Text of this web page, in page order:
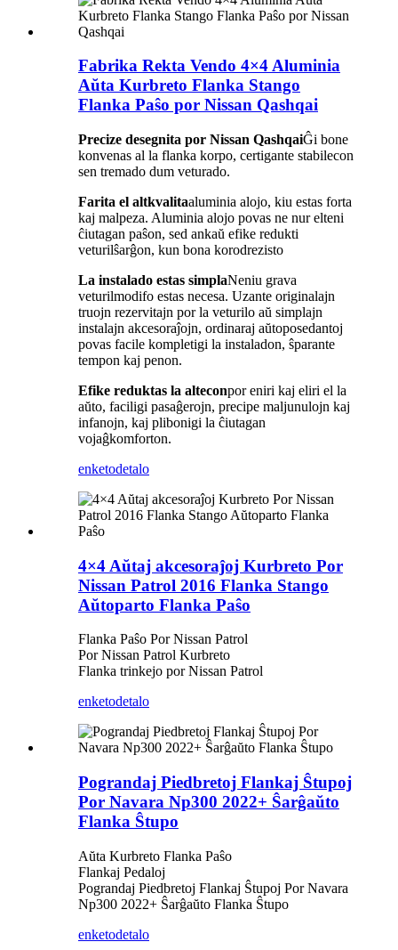
Fabrika Rekta Vendo 4×4 Aluminia
Aŭta Kurbreto Flanka Stango
Flanka Paŝo por Nissan Qashqai
Precize desegnita por Nissan QashqaiĜi bone
konvenas al la flanka korpo, certigante stabilecon
sen tremado dum veturado.
Farita el altkvalitaaluminia alojo, kiu estas forta
kaj malpeza. Aluminia alojo povas ne nur elteni
ĉiutagan paŝon, sed ankaŭ efike redukti
veturilŝarĝon, kun bona korodrezisto
La instalado estas simplaNeniu grava
veturilmodifo estas necesa. Uzante originalajn
truojn rezervitajn por la veturilo aŭ simplajn
instalajn akcesoraĵojn, ordinaraj aŭtoposedantoj
povas facile kompletigi la instaladon, ŝparante
tempon kaj penon.
Efike reduktas la alteconpor eniri kaj eliri el la
aŭto, faciligi pasaĝerojn, precipe maljunulojn kaj
infanojn, kaj plibonigi la ĉiutagan
vojaĝkomforton.
enketodetalo
4×4 Aŭtaj ​​akcesoraĵoj Kurbreto Por
Nissan Patrol 2016 Flanka Stango
Aŭtoparto Flanka Paŝo
Flanka Paŝo Por Nissan Patrol
Por Nissan Patrol Kurbreto
Flanka trinkejo por Nissan Patrol
enketodetalo
Pograndaj Piedbretoj Flankaj Ŝtupoj
Por Navara Np300 2022+ Ŝarĝaŭto
Flanka Ŝtupo
Aŭta Kurbreto Flanka Paŝo
Flankaj Pedaloj
Pograndaj Piedbretoj Flankaj Ŝtupoj Por Navara
Np300 2022+ Ŝarĝaŭto Flanka Ŝtupo
enketodetalo